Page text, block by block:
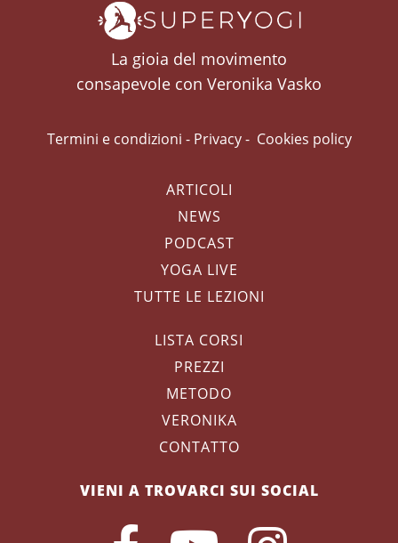
La gioia del movimento
consapevole con Veronika Vasko
Termini e condizioni - Privacy- Cookies policy
ARTICOLI
NEWS
PODCAST
YOGA LIVE
TUTTE LE LEZIONI
LISTA CORSI
PREZZI
METODO
VERONIKA
CONTATTO
VIENI A TROVARCI SUI SOCIAL